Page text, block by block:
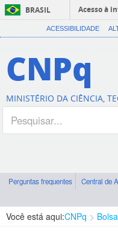
BRASIL
Acesso à
ACESSIBILIDADE
CNPq
MINISTÉRIO DA CIÊNCIA,
Perguntas frequentes Central de
Você está aqui:CNPq